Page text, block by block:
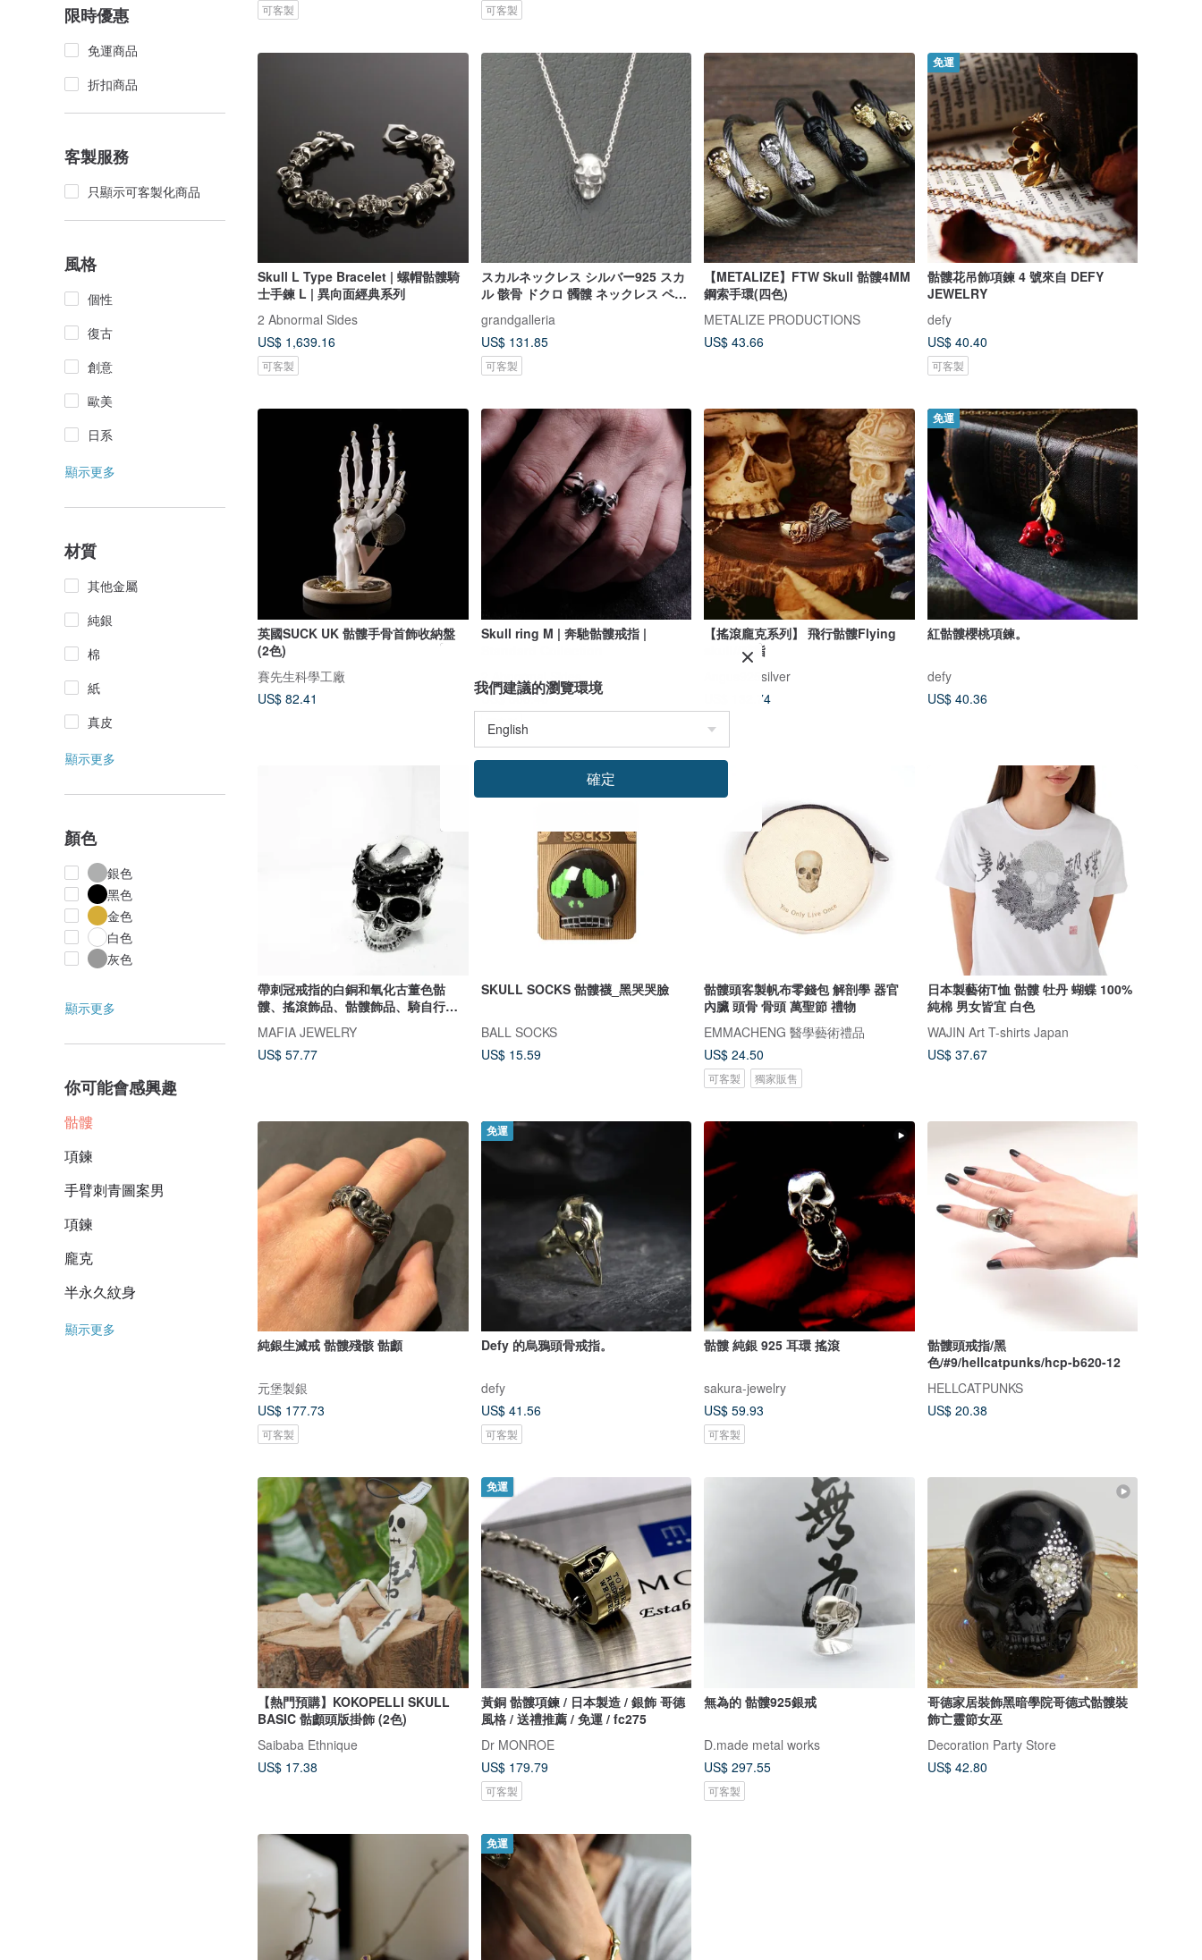
限時優惠
免運商品
折扣商品
客製服務
只顯示可客製化商品
風格
個性
復古
創意
歐美
日系
顯示更多
材質
其他金屬
純銀
棉
紙
真皮
顯示更多
顏色
銀色
黑色
金色
白色
灰色
顯示更多
你可能會感興趣
骷髏
項鍊
手臂刺青圖案男
項鍊
龐克
半永久紋身
顯示更多
可客製 可客製
Skull L Type Bracelet | 螺帽骷髏騎
士手鍊 L | 異向面經典系列
2 Abnormal Sides
US$ 1,639.16
可客製
スカルネックレス シルバー925 スカ
ル 骸骨 ドクロ 髑髏 ネックレス ペン
ダント シルバーアクセサリー メンズ
ユニセックス クリスマス 誕生日 プ
レゼント
grandgalleria
US$ 131.85
可客製
【METALIZE】FTW Skull 骷髏4MM
鋼索手環(四色)
METALIZE PRODUCTIONS
US$ 43.66
免運
骷髏花吊飾項鍊 4 號來自 DEFY
JEWELRY
defy
US$ 40.40
可客製
英國SUCK UK 骷髏手骨首飾收納盤
(2色)
賽先生科學工廠
US$ 82.41
Skull ring M | 奔馳骷髏戒指 |
US$ 306.46
可客製
【搖滾龐克系列】 飛行骷髏Flying
skull//戒指
Angus925silver
US$ 132.74
免運
紅骷髏櫻桃項鍊。
defy
US$ 40.36
帶刺冠戒指的白銅和氧化古董色骷
髏、搖滾飾品、骷髏飾品、騎自行車
的人飾品
MAFIA JEWELRY
US$ 57.77
SKULL SOCKS 骷髏襪_黑哭哭臉
BALL SOCKS
US$ 15.59
骷髏頭客製帆布零錢包 解剖學 器官
內臟 頭骨 骨頭 萬聖節 禮物
EMMACHENG 醫學藝術禮品
US$ 24.50
可客製 獨家販售
日本製藝術T恤 骷髏 牡丹 蝴蝶 100%
純棉 男女皆宜 白色
WAJIN Art T-shirts Japan
US$ 37.67
純銀生滅戒 骷髏殘骸 骷顱
元堡製銀
US$ 177.73
可客製
免運
Defy 的烏鴉頭骨戒指。
defy
US$ 41.56
可客製
骷髏 純銀 925 耳環 搖滾
sakura-jewelry
US$ 59.93
可客製
骷髏頭戒指/黑
色/#9/hellcatpunks/hcp-b620-12
HELLCATPUNKS
US$ 20.38
【熱門預購】KOKOPELLI SKULL
BASIC 骷顱頭版掛飾 (2色)
Saibaba Ethnique
US$ 17.38
免運
黃銅 骷髏項鍊 / 日本製造 / 銀飾 哥德
風格 / 送禮推薦 / 免運 / fc275
Dr MONROE
US$ 179.79
可客製
無為的 骷髏925銀戒
D.made metal works
US$ 297.55
可客製
哥德家居裝飾黑暗學院哥德式骷髏裝
飾亡靈節女巫
Decoration Party Store
US$ 42.80
免運
我們建議的瀏覽環境
確定